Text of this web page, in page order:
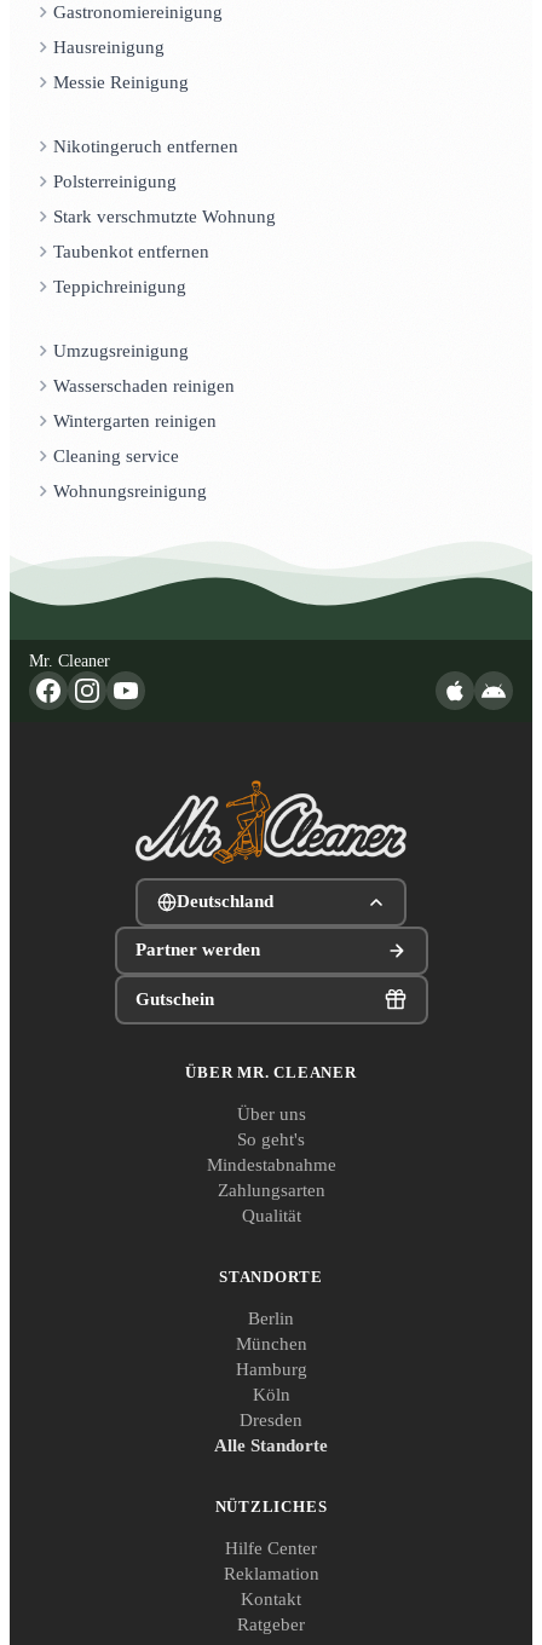
Gastronomiereinigung
Hausreinigung
Messie Reinigung
Nikotingeruch entfernen
Polsterreinigung
Stark verschmutzte Wohnung
Taubenkot entfernen
Teppichreinigung
Umzugsreinigung
Wasserschaden reinigen
Wintergarten reinigen
Cleaning service
Wohnungsreinigung
Mr. Cleaner
Deutschland
Partner werden
Gutschein
ÜBER MR. CLEANER
Über uns
So geht's
Mindestabnahme
Zahlungsarten
Qualität
STANDORTE
Berlin
München
Hamburg
Köln
Dresden
Alle Standorte
NÜTZLICHES
Hilfe Center
Reklamation
Kontakt
Ratgeber